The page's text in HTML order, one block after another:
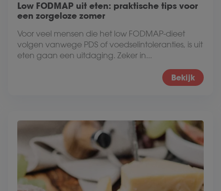
Low FODMAP uit eten: praktische tips voor
een zorgeloze zomer
Voor veel mensen die het low FODMAP-dieet
volgen vanwege PDS of voedselintoleranties, is uit
eten gaan een uitdaging. Zeker in...
Bekijk